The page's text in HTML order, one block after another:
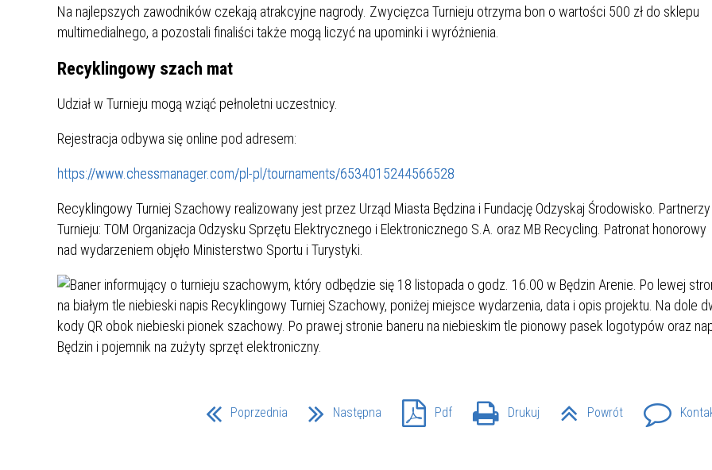
NADZORU FINANSOWEGO ZA
NAJLEPSZĄ PRACĘ DOKTORSKĄ Z
PRZEPROWADZENIA OCENY
SYSTEMU WODOCIĄGOWEGO
Na najlepszych zawodników czekają atrakcyjne nagrody. Zwycięzca Turnieju otrzyma bon o wartości 500 zł do sklepu
multimedialnego, a pozostali finaliści także mogą liczyć na upominki i wyróżnienia.
Recyklingowy szach mat
Udział w Turnieju mogą wziąć pełnoletni uczestnicy.
Rejestracja odbywa się online pod adresem:
https://www.chessmanager.com/pl-pl/tournaments/6534015244566528
Recyklingowy Turniej Szachowy realizowany jest przez Urząd Miasta Będzina i Fundację Odzyskaj Środowisko. Partnerzy
Turnieju: TOM Organizacja Odzysku Sprzętu Elektrycznego i Elektronicznego S.A. oraz MB Recycling. Patronat honorowy
nad wydarzeniem objęło Ministerstwo Sportu i Turystyki.
Poprzednia Następna Pdf Drukuj Powrót